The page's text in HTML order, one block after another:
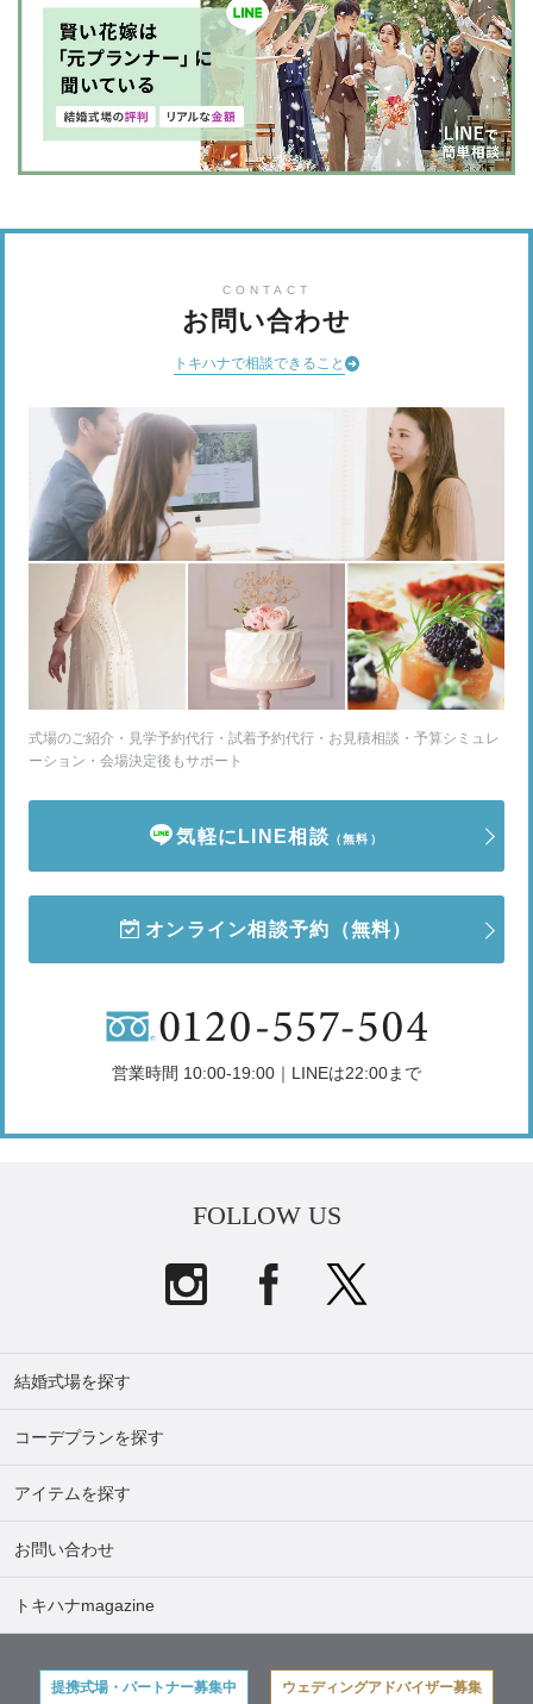
CONTACT
お問い合わせ
トキハナで相談できること
式場のご紹介・見学予約代行・試着予約代行・お見積相談・予算シミュレ
ーション・会場決定後もサポート
気軽にLINE相談 （無料）
オンライン相談予約 （無料）
営業時間 10:00-19:00｜LINEは22:00まで
FOLLOW US
結婚式場を探す
コーデプランを探す
アイテムを探す
お問い合わせ
トキハナmagazine
提携式場・パートナー募集中 ウェディングアドバイザー募集